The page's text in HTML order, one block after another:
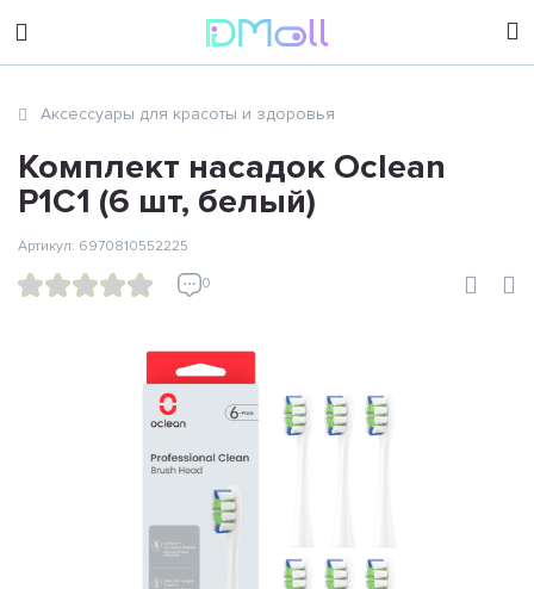
sales@dimoll.ru
Аксессуары для красоты и здоровья
Комплект насадок Oclean
P1C1 (6 шт, белый)
0
Артикул: 6970810552225